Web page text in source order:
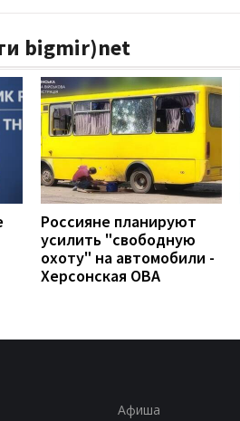
bigmir)net
Россияне планируют
усилить "свободную
охоту" на автомобили -
Херсонская ОВА
Афиша